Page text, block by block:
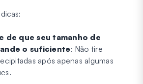
de que seu tamanho de
o suficiente: Não tire
após apenas algumas